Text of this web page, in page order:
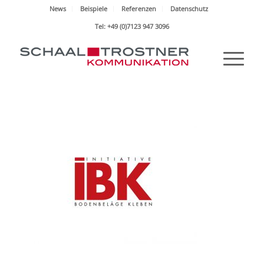
News Beispiele Referenzen
Datenschutz
Tel: +49 (0)7123 947 3096